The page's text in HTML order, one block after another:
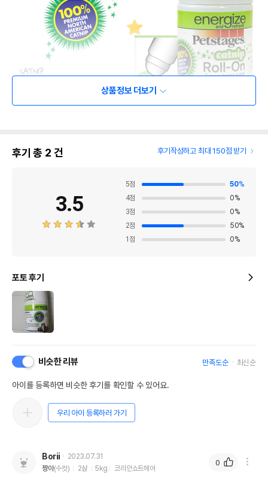
상품 필수 정보
품명 및 모델명
법에 의한 인증,허가 등을
경우 그에 대한 사항
수입자를 함께 표기
펫스테이지//해당없음
전화번호
유통기한이 최소 2026.12.04이거나 그
상품정보 더보기
후기 총 2 건 후기작성하고 최대 150점 받기
3.5
5점 50%
4점 0%
3점 0%
2점 50%
1 점 0%
포토 후기
비슷한 리뷰 만족도순 최신순
아이를 등록하면 비슷한 후기를 확인할 수 있어요.
우리 아이 등록하러 가기
Borii
2023.07.31
짱아(수컷) 2살 5kg 코리안쇼트헤어
0